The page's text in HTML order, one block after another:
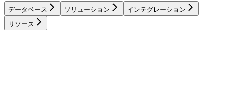
データベース ソリューション
インテグレーション
リソース